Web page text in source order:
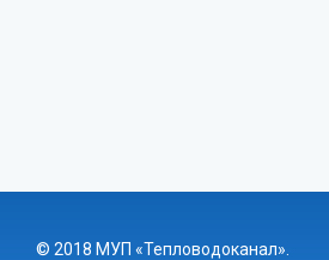
© 2018 МУП «Тепловодоканал».